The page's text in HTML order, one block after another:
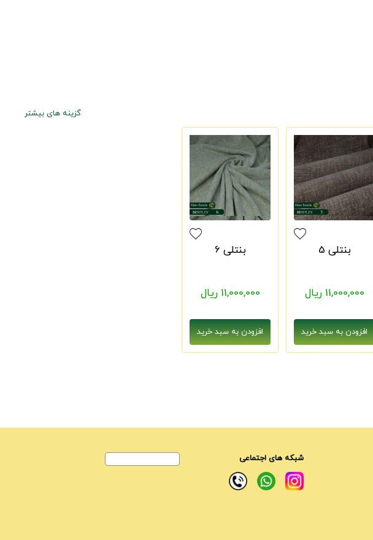
گزینه های بیشتر
بنتلی 5
11,000,000 ریال
بنتلی 6
11,000,000 ریال
شبکه های اجتماعی